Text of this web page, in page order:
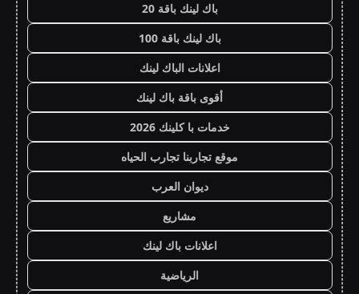
باك لينك باقة 20
باك لينك باقة 100
اعلانات الباك لينك
أقوى باقة باك لينك
خدمات با كلينك 2026
موقع تجاربنا تجارب الحياه
ديوان العرب
مشاريع
اعلانات باك لينك
الرياضية